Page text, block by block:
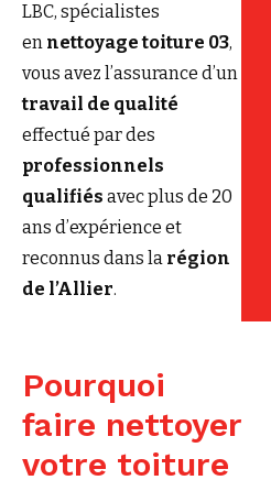
LBC, spécialistes
en nettoyage toiture 03,
vous avez l’assurance d’un
travail de qualité
effectué par des
professionnels
qualifiés avec plus de 20
ans d’expérience et
reconnus dans la région
de l’Allier.
Pourquoi
faire nettoyer
votre toiture